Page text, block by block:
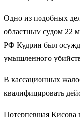
Одно из подобных
областным судом 22
РФ Кудрин был
умышленного
В кассационных
квалифицировать
Потерпевшая Кисова